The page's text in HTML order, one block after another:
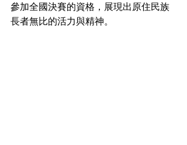
參加全國決賽的資格，展現出原住民族
長者無比的活力與精神。